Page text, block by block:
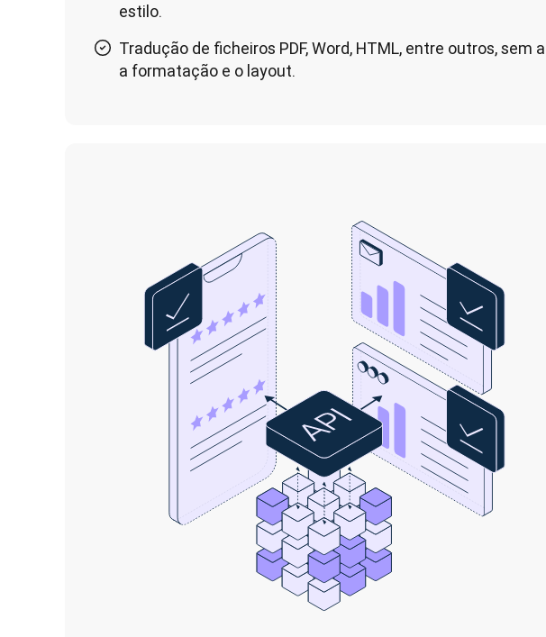
estilo.
Tradução de ficheiros PDF, Word, HTML, entre outros, sem
a formatação e o layout.